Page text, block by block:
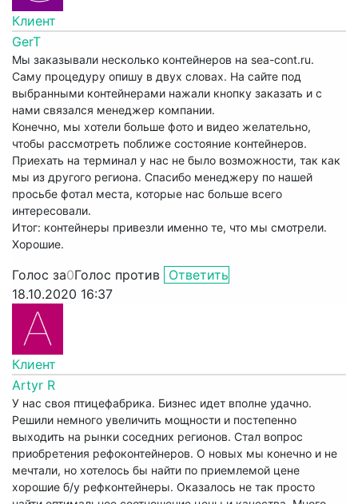
Клиент
GerT
Мы заказывали несколько контейнеров на sea-cont.ru.
Саму процедуру опишу в двух словах. На сайте под
выбранными контейнерами нажали кнопку заказать и с
нами связался менеджер компании.
Конечно, мы хотели больше фото и видео желательно,
чтобы рассмотреть поближе состояние контейнеров.
Приехать на терминал у нас не было возможности, так как
мы из другого региона. Спасибо менеджеру по нашей
просьбе фотал места, которые нас больше всего
интересовали.
Итог: контейнеры привезли именно те, что мы смотрели.
Хорошие.
Голос за0Голос против Ответить
18.10.2020 16:37
Клиент
Artyr R
У нас своя птицефабрика. Бизнес идет вполне удачно.
Решили немного увеличить мощности и постепенно
выходить на рынки соседних регионов. Стал вопрос
приобретения рефоконтейнеров. О новых мы конечно и не
мечтали, но хотелось бы найти по приемлемой цене
хорошие б/у рефконтейнеры. Оказалось не так просто